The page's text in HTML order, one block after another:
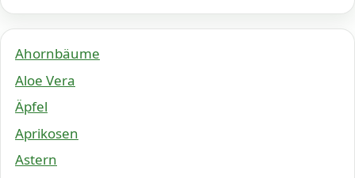
Ahornbäume
Aloe Vera
Äpfel
Aprikosen
Astern